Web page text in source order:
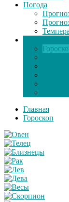
Погода
Главная
Гороскоп